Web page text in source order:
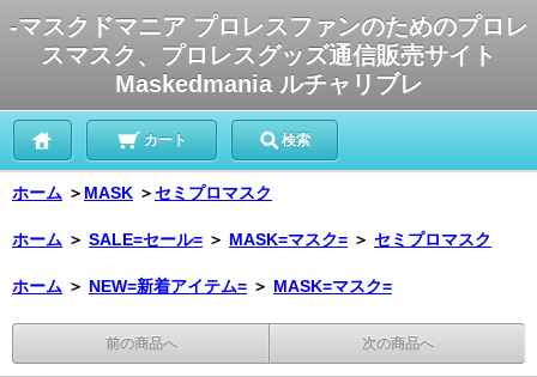
-マスクドマニア プロレスファンのためのプロレ
スマスク、プロレスグッズ通信販売サイト
Maskedmania ルチャリブレ
カート 検索
ホーム ＞ MASK ＞セミプロマスク
ホーム ＞ SALE=セール= ＞ MASK=マスク= ＞ セミプロマスク
ホーム ＞ NEW=新着アイテム= ＞ MASK=マスク=
前の商品へ 次の商品へ